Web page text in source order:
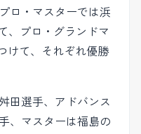
ロ・マスターでは浜
、プロ・グランドマ
けて、それぞれ優勝
田選手、アドバンス
、マスターは福島の